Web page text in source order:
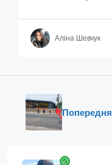
Аліна Шевчук
Попередня